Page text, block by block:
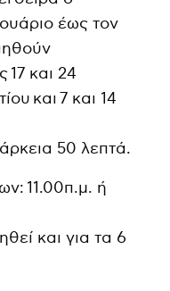
έως τον
17 και 24
και 7 και 14
50 λεπτά.
11.00π.μ. ή
και για τα 6